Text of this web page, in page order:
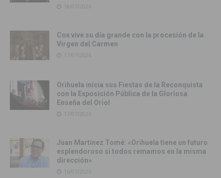
18/07/2026
Cox vive su día grande con la procesión de la
Virgen del Carmen
17/07/2026
Orihuela inicia sus Fiestas de la Reconquista
con la Exposición Pública de la Gloriosa
Enseña del Oriol
17/07/2026
Juan Martínez Tomé: «Orihuela tiene un futuro
esplendoroso si todos remamos en la misma
dirección»
16/07/2026